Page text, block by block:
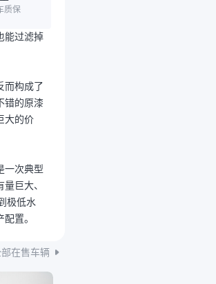
质保
能过滤掉
而构成了
错的原漆
大的价
一次典型
巨大、
极低水
置。
在售车辆